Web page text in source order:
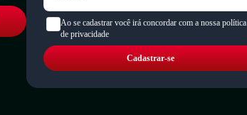
Ao se cadastrar você irá concordar com a nossa política
de privacidade
Cadastrar-se